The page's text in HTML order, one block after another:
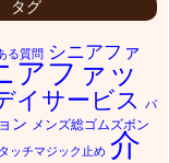
タグ
る質問 シニアファ
アファッ
イサービス
パ
ン メンズ総ゴムズボン
ッチマジック止め 介